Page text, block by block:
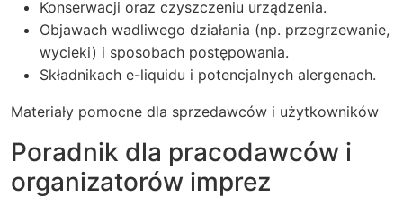
Konserwacji oraz czyszczeniu urządzenia.
Objawach wadliwego działania (np. przegrzewanie,
wycieki) i sposobach postępowania.
Składnikach e-liquidu i potencjalnych alergenach.
Materiały pomocne dla sprzedawców i użytkowników
Poradnik dla pracodawców i
organizatorów imprez